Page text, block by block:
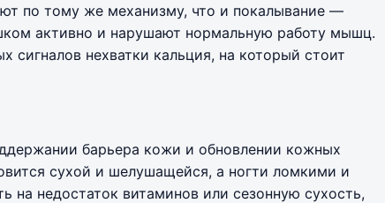
по тому же механизму, что и покалывание —
активно и нарушают нормальную работу мышц.
сигналов нехватки кальция, на который стоит
барьера кожи и обновлении кожных
сухой и шелушащейся, а ногти ломкими и
на недостаток витаминов или сезонную сухость,